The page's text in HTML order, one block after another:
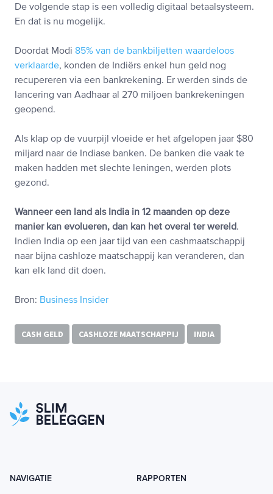
De volgende stap is een volledig digitaal betaalsysteem.
En dat is nu mogelijk.
Doordat Modi 85% van de bankbiljetten waardeloos
verklaarde, konden de Indiërs enkel hun geld nog
recupereren via een bankrekening. Er werden sinds de
lancering van Aadhaar al 270 miljoen bankrekeningen
geopend.
Als klap op de vuurpijl vloeide er het afgelopen jaar $80
miljard naar de Indiase banken. De banken die vaak te
maken hadden met slechte leningen, werden plots
gezond.
Wanneer een land als India in 12 maanden op deze
manier kan evolueren, dan kan het overal ter wereld.
Indien India op een jaar tijd van een cashmaatschappij
naar bijna cashloze maatschappij kan veranderen, dan
kan elk land dit doen.
Bron: Business Insider
CASH GELD CASHLOZE MAATSCHAPPIJ INDIA
NAVIGATIE RAPPORTEN